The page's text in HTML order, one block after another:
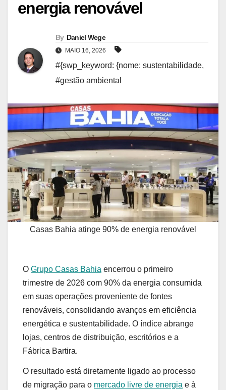
energia renovável
By Daniel Wege
MAIO 16, 2026
#{swp_keyword: {nome: sustentabilidade,
#gestão ambiental
Casas Bahia atinge 90% de energia renovável
O Grupo Casas Bahia encerrou o primeiro
trimestre de 2026 com 90% da energia consumida
em suas operações proveniente de fontes
renováveis, consolidando avanços em eficiência
energética e sustentabilidade. O índice abrange
lojas, centros de distribuição, escritórios e a
Fábrica Bartira.
O resultado está diretamente ligado ao processo
de migração para o mercado livre de energia e à